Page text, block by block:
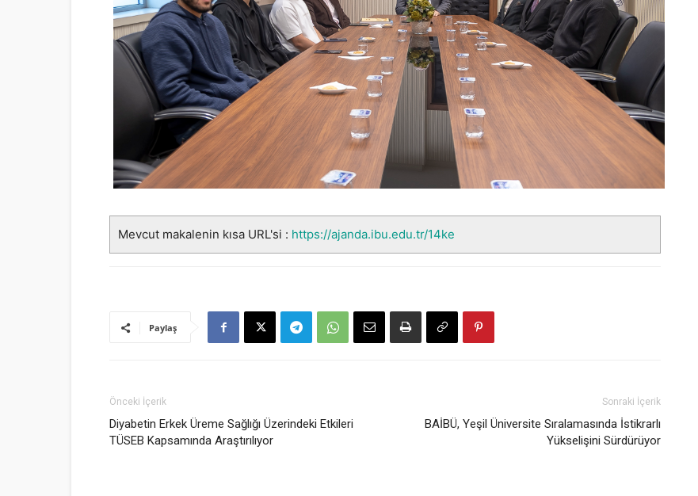
Mevcut makalenin kısa URL'si : https://ajanda.ibu.edu.tr/14ke
Paylaş
Önceki İçerik
Diyabetin Erkek Üreme Sağlığı Üzerindeki Etkileri
TÜSEB Kapsamında Araştırılıyor
Sonraki İçerik
BAİBÜ, Yeşil Üniversite Sıralamasında İstikrarlı
Yükselişini Sürdürüyor